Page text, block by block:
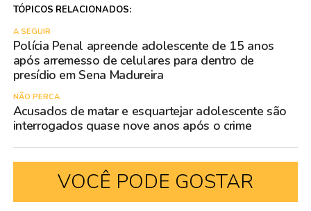
TÓPICOS RELACIONADOS:
A SEGUIR
Polícia Penal apreende adolescente de 15 anos
após arremesso de celulares para dentro de
presídio em Sena Madureira
NÃO PERCA
Acusados de matar e esquartejar adolescente são
interrogados quase nove anos após o crime
VOCÊ PODE GOSTAR